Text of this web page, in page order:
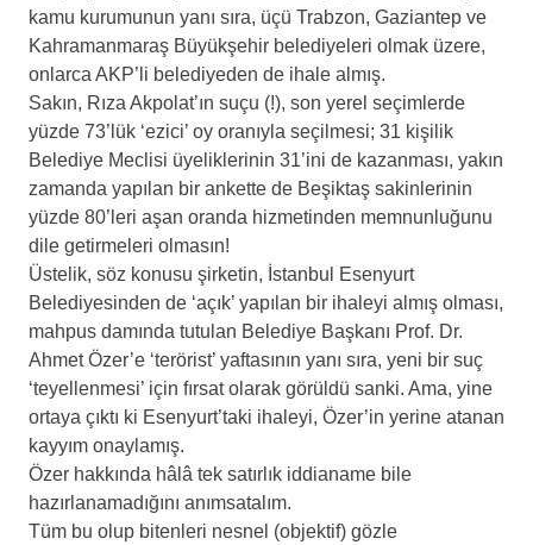
kamu kurumunun yanı sıra, üçü Trabzon, Gaziantep ve
Kahramanmaraş Büyükşehir belediyeleri olmak üzere,
onlarca AKP’li belediyeden de ihale almış.
Sakın, Rıza Akpolat’ın suçu (!), son yerel seçimlerde
yüzde 73’lük ‘ezici’ oy oranıyla seçilmesi; 31 kişilik
Belediye Meclisi üyeliklerinin 31’ini de kazanması, yakın
zamanda yapılan bir ankette de Beşiktaş sakinlerinin
yüzde 80’leri aşan oranda hizmetinden memnunluğunu
dile getirmeleri olmasın!
Üstelik, söz konusu şirketin, İstanbul Esenyurt
Belediyesinden de ‘açık’ yapılan bir ihaleyi almış olması,
mahpus damında tutulan Belediye Başkanı Prof. Dr.
Ahmet Özer’e ‘terörist’ yaftasının yanı sıra, yeni bir suç
‘teyellenmesi’ için fırsat olarak görüldü sanki. Ama, yine
ortaya çıktı ki Esenyurt’taki ihaleyi, Özer’in yerine atanan
kayyım onaylamış.
Özer hakkında hâlâ tek satırlık iddianame bile
hazırlanamadığını anımsatalım.
Tüm bu olup bitenleri nesnel (objektif) gözle